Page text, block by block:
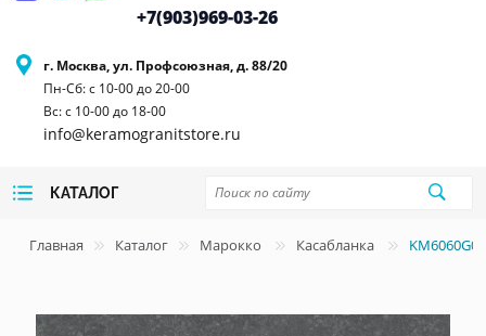
г. Москва, ул. Профсоюзная, д. 88/20
Пн-Сб: с 10-00 до 20-00
Вс: с 10-00 до 18-00
info@keramogranitstore.ru
+7(903)969-03-26
КАТАЛОГ
Главная Каталог Марокко Касабланка